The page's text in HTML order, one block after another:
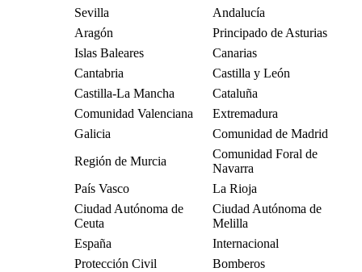
Sevilla
Andalucía
Aragón
Principado de Asturias
Islas Baleares
Canarias
Cantabria
Castilla y León
Castilla-La Mancha
Cataluña
Comunidad Valenciana
Extremadura
Galicia
Comunidad de Madrid
Región de Murcia
Comunidad Foral de
Navarra
País Vasco
La Rioja
Ciudad Autónoma de
Ceuta
Ciudad Autónoma de
Melilla
España
Internacional
Protección Civil
Bomberos